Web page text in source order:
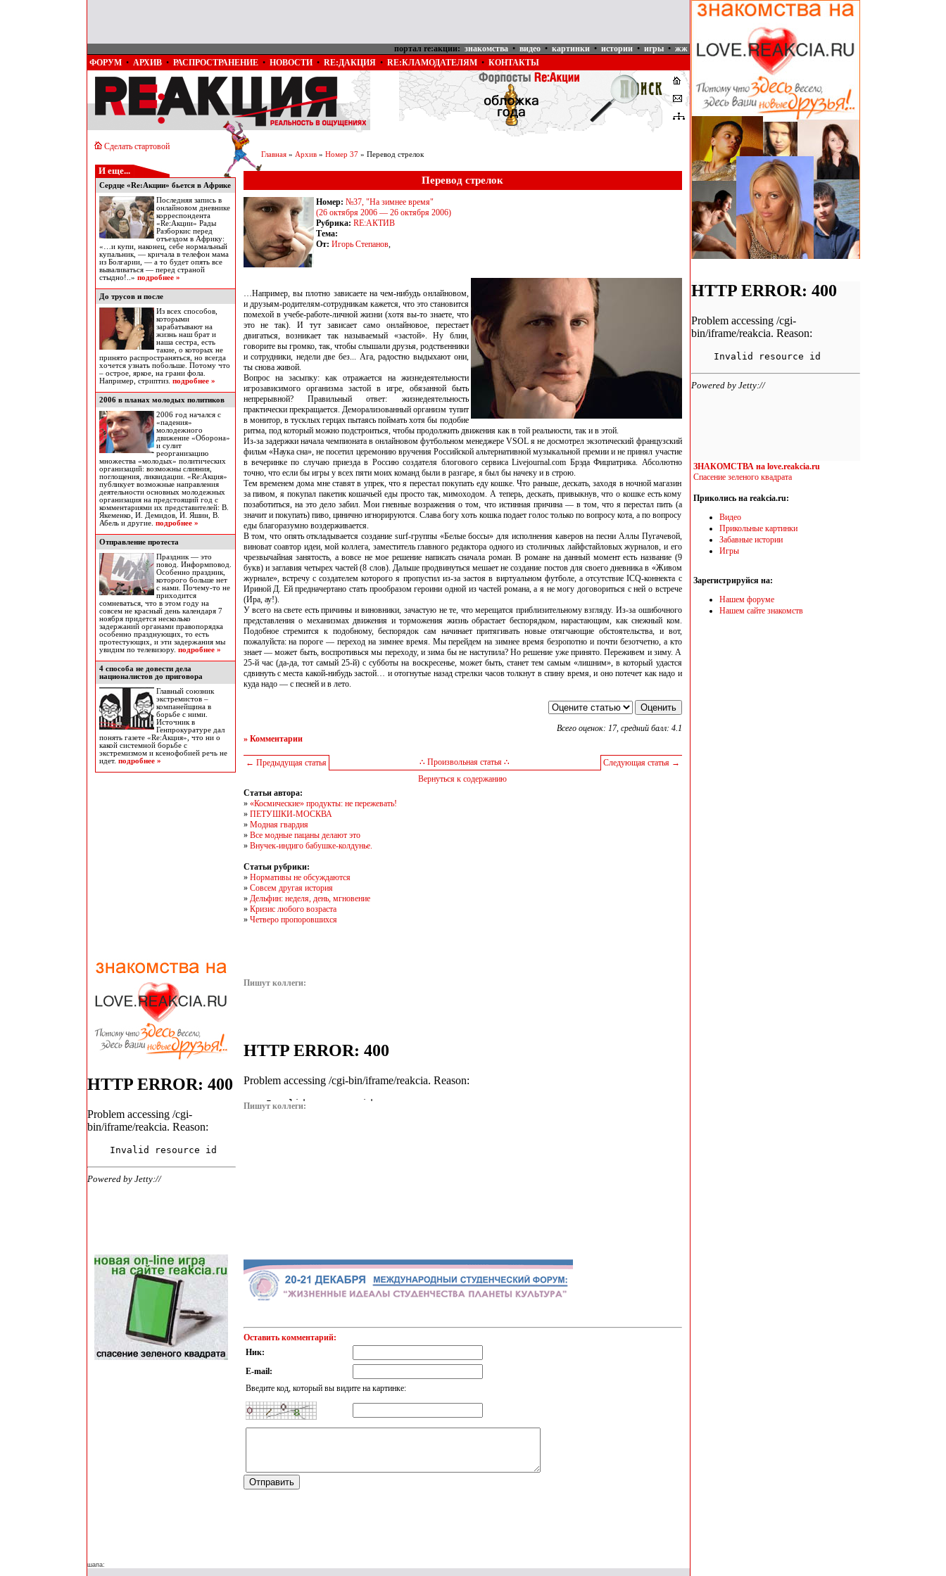
портал re:акции: знакомства • видео • картинки • истории • игры • жж
ФОРУМ • АРХИВ • РАСПРОСТРАНЕНИЕ • НОВОСТИ • RE:ДАКЦИЯ • RE:КЛАМОДАТЕЛЯМ • КОНТАКТЫ
Сделать стартовой
И еще...
Сердце «Re:Акции» бьется в Африке
Последняя запись в
онлайновом дневнике
корреспондента
«Re:Акции» Рады
Разборкис перед
отъездом в Африку:
«…и купи, наконец, себе нормальный
купальник, — кричала в телефон мама
из Болгарии, — а то будет опять все
вываливаться — перед страной
стыдно!..» подробнее »
До трусов и после
Из всех способов,
которыми
зарабатывают на
жизнь наш брат и
наша сестра, есть
такие, о которых не
принято распространяться, но всегда
хочется узнать побольше. Потому что
– острое, яркое, на грани фола.
Например, стриптиз. подробнее »
2006 в планах молодых политиков
2006 год начался с
«падения»
молодежного
движение «Оборона»
и сулит
реорганизацию
множества «молодых» политических
организаций: возможны слияния,
поглощения, ликвидации. «Re:Акция»
публикует возможные направления
деятельности основных молодежных
организация на предстоящий год с
комментариями их представителей: В.
Якеменко, И. Демидов, И. Яшин, В.
Абель и другие. подробнее »
Отправление протеста
Праздник — это
повод. Информповод.
Особенно праздник,
которого больше нет
с нами. Почему-то не
приходится
сомневаться, что в этом году на
совсем не красный день календаря 7
ноября придется несколько
задержаний органами правопорядка
особенно празднующих, то есть
протестующих, и эти задержания мы
увидим по телевизору. подробнее »
4 способа не довести дела
националистов до приговора
Главный союзник
экстремистов –
компанейщина в
борьбе с ними.
Источник в
Генпрокуратуре дал
понять газете «Re:Акция», что ни о
какой системной борьбе с
экстремизмом и ксенофобией речь не
идет. подробнее »
Главная» Архив» Номер 37» Перевод стрелок
Перевод стрелок
Номер: №37, "На зимнее время"
(26 октября 2006 — 26 октября 2006)
Рубрика: RE:АКТИВ
Тема:
От: Игорь Степанов,
…Например, вы плотно зависаете на чем-нибудь онлайновом,
и друзьям-родителям-сотрудникам кажется, что это становится
помехой в учебе-работе-личной жизни (хотя вы-то знаете, что
это не так). И тут зависает само онлайновое, перестает
двигаться, возникает так называемый «застой». Ну блин,
говорите вы громко, так, чтобы слышали друзья, родственники
и сотрудники, недели две без... Ага, радостно выдыхают они,
ты снова живой.
Вопрос на засыпку: как отражается на жизнедеятельности
игрозависимого организма застой в игре, обязанной быть
непрерывной? Правильный ответ: жизнедеятельность
практически прекращается. Деморализованный организм тупит
в монитор, в тусклых герцах пытаясь поймать хотя бы подобие
ритма, под который можно подстроиться, чтобы продолжить движения как в той реальности, так и в этой.
Из-за задержки начала чемпионата в онлайновом футбольном менеджере VSOL я не досмотрел экзотический французский
фильм «Наука сна», не посетил церемонию вручения Российской альтернативной музыкальной премии и не принял участие
в вечеринке по случаю приезда в Россию создателя блогового сервиса Livejournal.com Брэда Фицпатрика. Абсолютно
точно, что если бы игры у всех пяти моих команд были в разгаре, я был бы начеку и в строю.
Тем временем дома мне ставят в упрек, что я перестал покупать еду кошке. Что раньше, дескать, заходя в ночной магазин
за пивом, я покупал пакетик кошачьей еды просто так, мимоходом. А теперь, дескать, привыкнув, что о кошке есть кому
позаботиться, на это дело забил. Мои гневные возражения о том, что истинная причина — в том, что я перестал пить (а
значит и покупать) пиво, цинично игнорируются. Слава богу хоть кошка подает голос только по вопросу кота, а по вопросу
еды благоразумно воздерживается.
В том, что опять откладывается создание surf-группы «Белые боссы» для исполнения каверов на песни Аллы Пугачевой,
виноват соавтор идеи, мой коллега, заместитель главного редактора одного из столичных лайфстайловых журналов, и его
чрезвычайная занятость, а вовсе не мое решение написать сначала роман. В романе на данный момент есть название (9
букв) и заглавия четырех частей (8 слов). Дальше продвинуться мешает не создание постов для своего дневника в «Живом
журнале», встречу с создателем которого я пропустил из-за застоя в виртуальном футболе, а отсутствие ICQ-коннекта с
Ириной Д. Ей предначертано стать прообразом героини одной из частей романа, а я не могу договориться с ней о встрече
(Ира, ау!).
У всего на свете есть причины и виновники, зачастую не те, что мерещатся приблизительному взгляду. Из-за ошибочного
представления о механизмах движения и торможения жизнь обрастает беспорядком, нарастающим, как снежный ком.
Подобное стремится к подобному, беспорядок сам начинает притягивать новые отягчающие обстоятельства, и вот,
пожалуйста: на пороге — переход на зимнее время. Мы перейдем на зимнее время безропотно и почти безотчетно, а кто
знает — может быть, воспротивься мы переходу, и зима бы не наступила? Но решение уже принято. Переживем и зиму. А
25-й час (да-да, тот самый 25-й) с субботы на воскресенье, может быть, станет тем самым «лишним», в который удастся
сдвинуть с места какой-нибудь застой… и отогнутые назад стрелки часов толкнут в спину время, и оно потечет как надо и
куда надо — с песней и в лето.
Всего оценок: 17, средний балл: 4.1
» Комментарии
← Предыдущая статья ∴ Произвольная статья ∴
Следующая статья →
Вернуться к содержанию
Статьи автора:
» «Космические» продукты: не пережевать!
» ПЕТУШКИ-МОСКВА
» Модная гвардия
» Все модные пацаны делают это
» Внучек-индиго бабушке-колдунье.
Статьи рубрики:
» Нормативы не обсуждаются
» Совсем другая история
» Дельфин: неделя, день, мгновение
» Кризис любого возраста
» Четверо пропоровшихся
Пишут коллеги:
Пишут коллеги:
Оставить комментарий:
Ник:
E-mail:
Введите код, который вы видите на картинке:
шапа:
ЗНАКОМСТВА на love.reakcia.ru
Спасение зеленого квадрата
Приколись на reakcia.ru:
Видео
Прикольные картинки
Забавные истории
Игры
Зарегистрируйся на:
Нашем форуме
Нашем сайте знакомств